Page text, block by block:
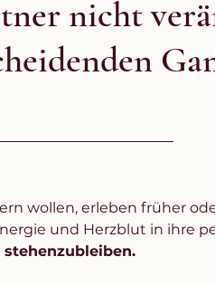
nicht
wollen, erleben früher
und Herzblut in ihre